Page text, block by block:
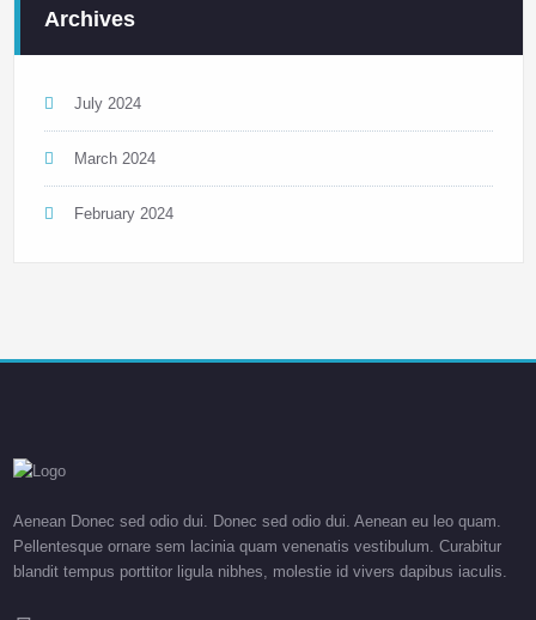
Archives
July 2024
March 2024
February 2024
Aenean Donec sed odio dui. Donec sed odio dui. Aenean eu leo quam.
Pellentesque ornare sem lacinia quam venenatis vestibulum. Curabitur
blandit tempus porttitor ligula nibhes, molestie id vivers dapibus iaculis.